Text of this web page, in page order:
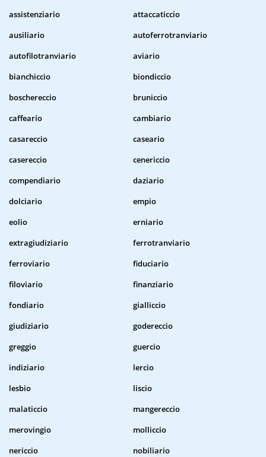
assistenziario
attaccaticcio
ausiliario
autoferrotranviario
autofilotranviario
aviario
bianchiccio
biondiccio
boschereccio
bruniccio
caffeario
cambiario
casareccio
caseario
casereccio
cenericcio
compendiario
daziario
dolciario
empio
eolio
erniario
extragiudiziario
ferrotranviario
ferroviario
fiduciario
filoviario
finanziario
fondiario
gialliccio
giudiziario
godereccio
greggio
guercio
indiziario
lercio
lesbio
liscio
malaticcio
mangereccio
merovingio
molliccio
nericcio
nobiliario